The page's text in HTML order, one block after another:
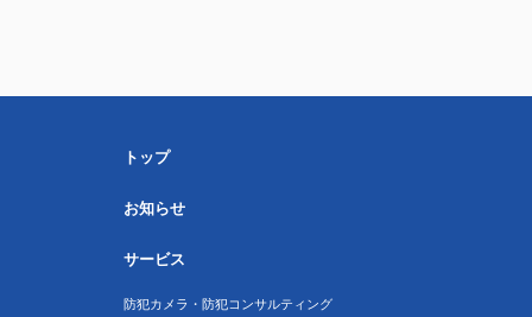
トップ
お知らせ
サービス
防犯カメラ・防犯コンサルティング